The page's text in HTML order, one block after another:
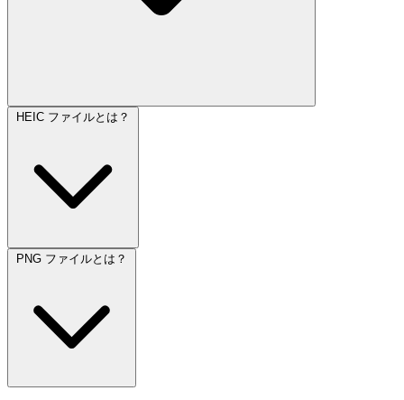
HEIC ファイルとは？
PNG ファイルとは？